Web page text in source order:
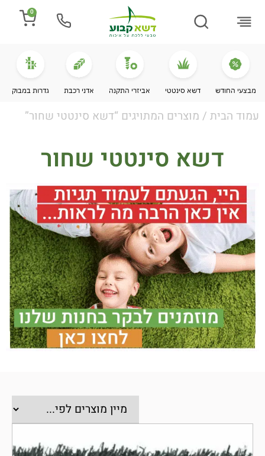
0
מבצעי החודש דשא סינטטי אביזרי התקנה אדני רכבת גדרות במבוק
עמוד הבית / מוצרים המתויגים “דשא סינטטי שחור”
דשא סינטטי שחור